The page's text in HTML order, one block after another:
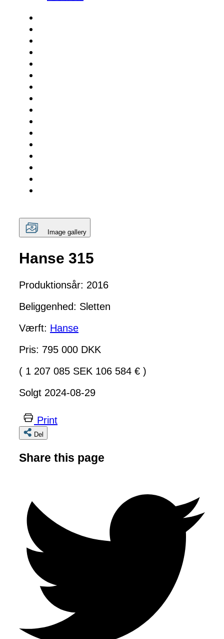
Image gallery
Hanse 315
Produktionsår: 2016
Beliggenhed: Sletten
Værft: Hanse
Pris: 795 000 DKK
( 1 207 085 SEK 106 584 € )
Solgt 2024-08-29
Print
Del
Share this page